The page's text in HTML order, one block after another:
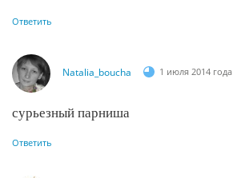
Ответить
Natalia_boucha 1 июля 2014 года
сурьезный парниша
Ответить